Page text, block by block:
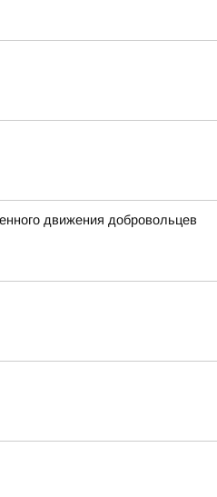
движения добровольцев